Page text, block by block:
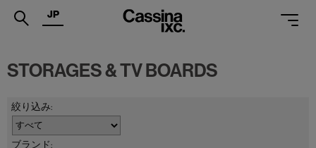
.
SERVICES
PROJECTS
JP
STORAGES & TV BOARDS